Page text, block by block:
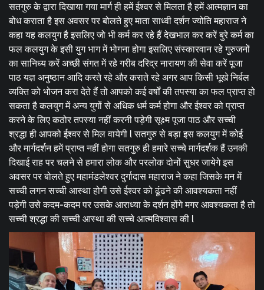
सतगुरु के द्वारा दिखाया गया मार्ग ही हमें ईश्वर से मिलता है हमें आत्मज्ञान का
बोध कराता है इस अवसर पर बोलते हुए माता साध्वी दर्शन ज्योति महाराज ने
कहा यह कलयुग है इसलिए जो भी कर्म कर रहे हैं देखभाल कर करें बुरे कर्म का
फल कलयुग के इसी युग भाग में भोगना होगा इसलिए संस्कारवान रहे गुरुजनों
का सानिध्य करें अच्छी संगत में रहे गरीब दरिद्र नारायण की सेवा करें पूजा
पाठ यज्ञ अनुष्ठान आदि करते रहे और कराते रहे अगर आप किसी भूखे निर्बल
व्यक्ति को भोजन करा देते हैं तो आपको कई वर्षों की तपस्या का फल प्राप्त हो
सकता है कलयुग में अन्य युगों से अधिक धर्म कर्म होगा और ईश्वर को प्राप्त
करने के लिए कठोर तपस्या नहीं करनी पड़ेगी सूक्ष्म पूजा पाठ और सच्ची
श्रद्धा ही आपको ईश्वर से मिल वायेगी l सतगुरु से बड़ा इस कलयुग में कोई
और मार्गदर्शन हमें प्राप्त नहीं होगा सतगुरु ही हमारे सच्चे मार्गदर्शक हैं उनकी
दिखाई राह पर चलने से हमारा लोक और परलोक दोनों सुधर जायेगे इस
अवसर पर बोलते हुए महामंडलेश्वर दुर्गादास महाराज ने कहा जिसके मन में
सच्ची लगन सच्ची आस्था होगी उसे ईश्वर को ढूंढने की आवश्यकता नहीं
पड़ेगी उसे कदम-कदम पर उसके आराध्या के दर्शन होंगे मगर आवश्यकता है तो
सच्ची श्रद्धा की सच्ची आस्था की सच्चे आत्मविश्वास की l